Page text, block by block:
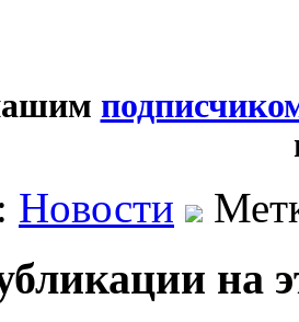
Новости
на